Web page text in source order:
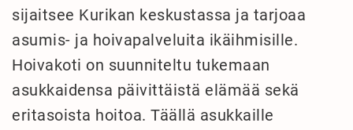
sijaitsee Kurikan keskustassa ja tarjoaa
asumis- ja hoivapalveluita ikäihmisille.
Hoivakoti on suunniteltu tukemaan
asukkaidensa päivittäistä elämää sekä
eritasoista hoitoa. Täällä asukkaille